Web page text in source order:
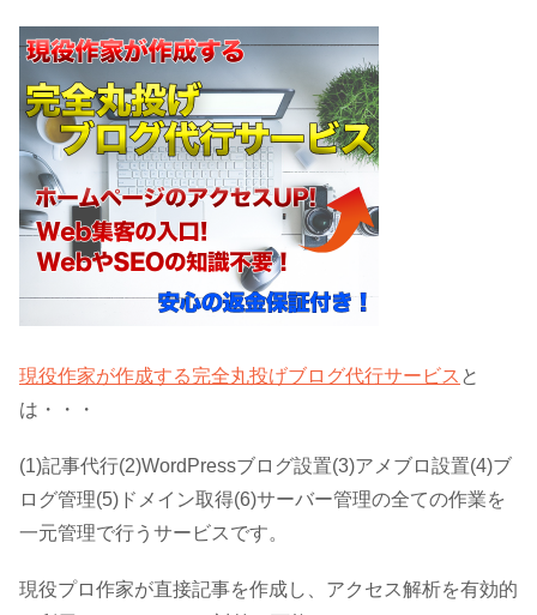
現役作家が作成する完全丸投げブログ代行サービス と
は・・・
(1)記事代行(2)WordPressブログ設置(3)アメブロ設置(4)ブ
ログ管理(5)ドメイン取得(6)サーバー管理の全ての作業を
一元管理で行うサービスです。
現役プロ作家が直接記事を作成し、アクセス解析を有効的